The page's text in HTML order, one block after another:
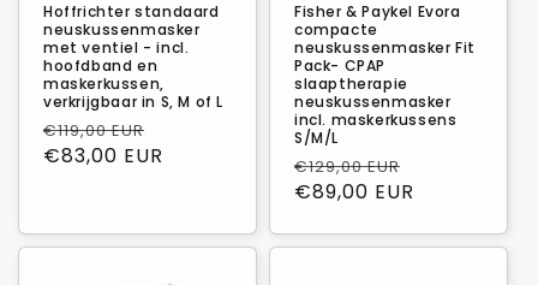
Hoffrichter standaard
neuskussenmasker
met ventiel - incl.
hoofdband en
maskerkussen,
verkrijgbaar in S, M of L
Normale
prijs
€119,00 EUR
€83,00 EUR
Fisher & Paykel Evora
compacte
neuskussenmasker Fit
Pack- CPAP
slaaptherapie
neuskussenmasker
incl. maskerkussens
S/M/L
Normale
prijs
€129,00 EUR
€89,00 EUR